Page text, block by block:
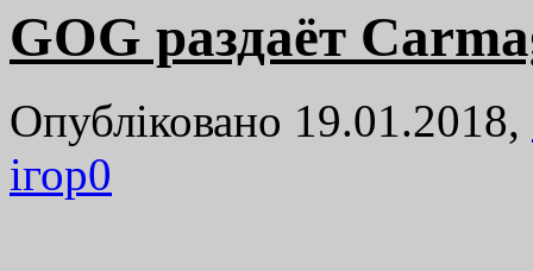
GOG раздаёт
Опубліковано 19.01.2018,
ігор0